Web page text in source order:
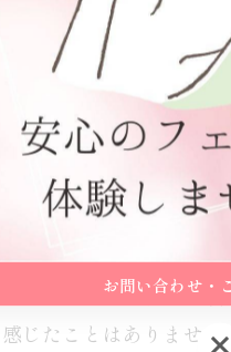
はありませんか？情報
です。フェムケアの基…
フェムケアマッ
ラクゼーション体
フェムケアマッサージ
感じたことはありませ
お問い合わせ・
お問い合わせ・